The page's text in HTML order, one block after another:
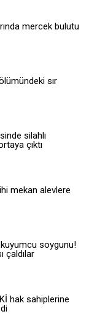
için site içeriği
mercek bulutu
sır
silahlı
çıktı
mekan alevlere
soygunu!
çaldılar
hak sahiplerine